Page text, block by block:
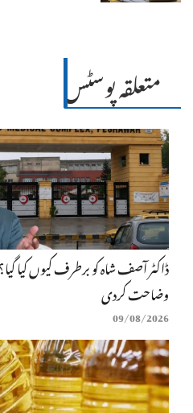
متعلقہ پوسٹس
ڈاکٹر آصف شاہ کو برطرف کیوں کیا
وضاحت کردی
09/08/2026